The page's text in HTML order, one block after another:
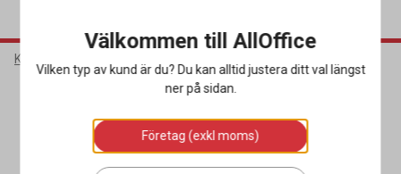
Kontorsmaterial
Välkommen till AllOffice
Vilken typ av kund är du? Du kan alltid justera ditt val längst
ner på sidan.
Företag (exkl moms)